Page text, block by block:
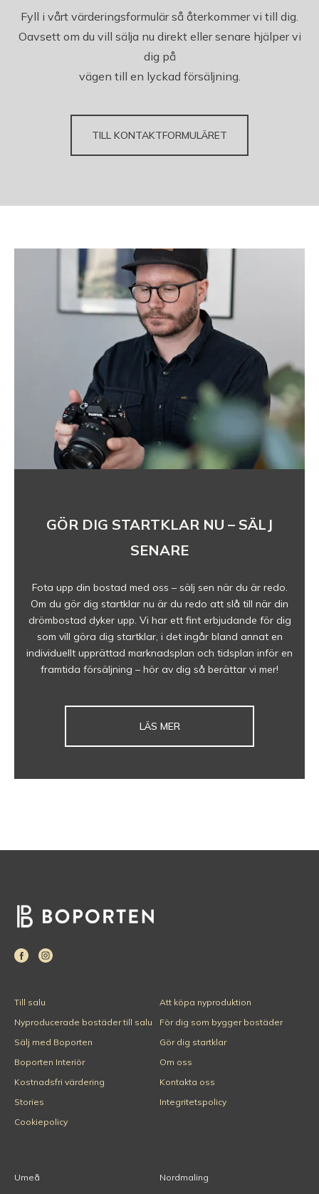
Fyll i vårt värderingsformulär så återkommer vi till dig.
Oavsett om du vill sälja nu direkt eller senare hjälper vi
dig på
vägen till en lyckad försäljning.
TILL KONTAKTFORMULÄRET
GÖR DIG STARTKLAR NU – SÄLJ
SENARE
Fota upp din bostad med oss – sälj sen när du är redo.
Om du gör dig startklar nu är du redo att slå till när din
drömbostad dyker upp. Vi har ett fint erbjudande för dig
som vill göra dig startklar, i det ingår bland annat en
individuellt upprättad marknadsplan och tidsplan inför en
framtida försäljning – hör av dig så berättar vi mer!
LÄS MER
Till salu
Att köpa nyproduktion
Nyproducerade bostäder till salu
För dig som bygger bostäder
Sälj med Boporten
Gör dig startklar
Boporten Interiör
Om oss
Kostnadsfri värdering
Kontakta oss
Stories
Integritetspolicy
Cookiepolicy
Umeå
Nordmaling